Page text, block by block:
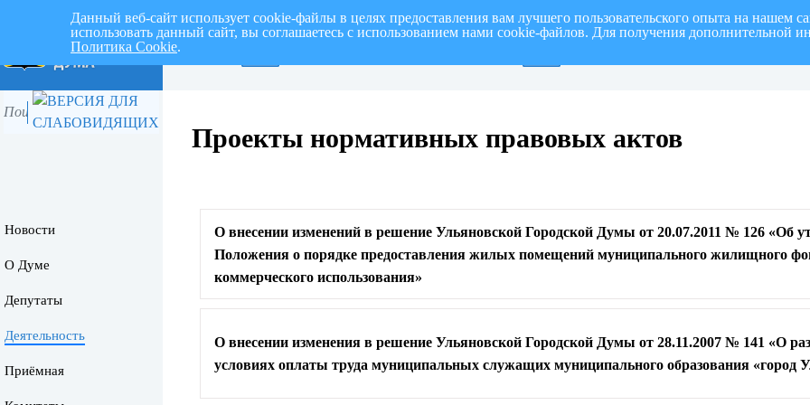
Новости
О Думе
Депутаты
Деятельность
Приёмная
Проекты нормативных правовых актов
О внесении изменений в решение Ульяновской Городской Думы от 20.07.2011 № 126 «Об
Положения о порядке предоставления жилых помещений муниципального жилищного
коммерческого использования»
О внесении изменения в решение Ульяновской Городской Думы от 28.11.2007 № 141 «О
условиях оплаты труда муниципальных служащих муниципального образования «город
Данный веб-сайт использует cookie-файлы в целях предоставления вам лучшего пользовательского опыта на нашем
использовать данный сайт, вы соглашаетесь с использованием нами cookie-файлов. Для получения дополнительной
Политика Cookie.